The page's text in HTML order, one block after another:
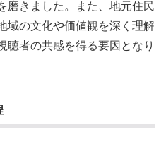
磨きました。また、地元住民
域の文化や価値観を深く理解
聴者の共感を得る要因となり